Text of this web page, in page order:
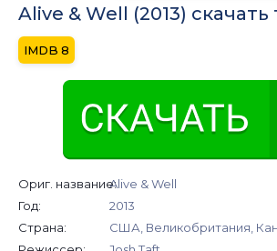
Alive & Well (2013)
8
Ориг. название:Alive & Well
Год:
2013
Страна:
США, Великобритания,